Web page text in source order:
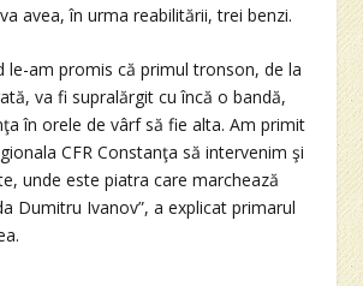
avea, în urma reabilitării, trei benzi.
le-am promis că primul tronson, de la
va fi supralărgit cu încă o bandă,
în orele de vârf să fie alta. Am primit
CFR Constanţa să intervenim şi
unde este piatra care marchează
Dumitru Ivanov”, a explicat primarul